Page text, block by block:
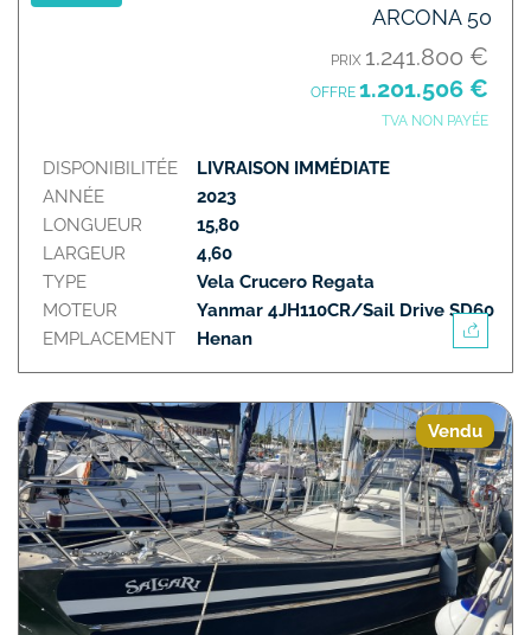
ARCONA 50
PRIX 1.241.800 €
OFFRE 1.201.506 €
TVA NON PAYÉE
DISPONIBILITÉE
ANNÉE
LONGUEUR
LARGEUR
TYPE
MOTEUR
EMPLACEMENT
LIVRAISON IMMÉDIATE
2023
15,80
4,60
Vela Crucero Regata
Yanmar 4JH110CR/Sail Drive SD60
Henan
Vendu